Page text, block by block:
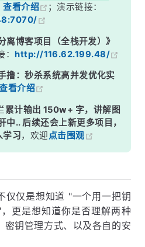
查看介绍
；演示链接：
离博客项目（全栈开发）》
：http://116.62.199.48/
撸：秒杀系统高并发优化实
看介绍
累计输出 150w+ 字，讲解图
.. 后续还会上新更多项目，
学习，欢迎点击围观
仅仅是想知道 "一个用一把钥
更是想知道你是否理解两种
密钥管理方式、以及各自的安